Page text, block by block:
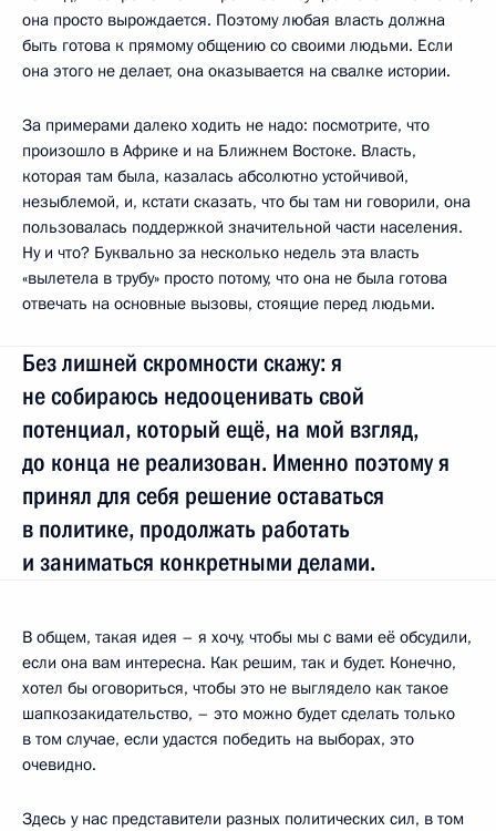
она просто вырождается. Поэтому любая власть должна
быть готова к прямому общению со своими людьми. Если
она этого не делает, она оказывается на свалке истории.
За примерами далеко ходить не надо: посмотрите, что
произошло в Африке и на Ближнем Востоке. Власть,
которая там была, казалась абсолютно устойчивой,
незыблемой, и, кстати сказать, что бы там ни говорили, она
пользовалась поддержкой значительной части населения.
Ну и что? Буквально за несколько недель эта власть
«вылетела в трубу» просто потому, что она не была готова
отвечать на основные вызовы, стоящие перед людьми.
Без лишней скромности скажу: я
не собираюсь недооценивать свой
потенциал, который ещё, на мой взгляд,
до конца не реализован. Именно поэтому я
принял для себя решение оставаться
в политике, продолжать работать
и заниматься конкретными делами.
В общем, такая идея – я хочу, чтобы мы с вами её обсудили,
если она вам интересна. Как решим, так и будет. Конечно,
хотел бы оговориться, чтобы это не выглядело как такое
шапкозакидательство, – это можно будет сделать только
в том случае, если удастся победить на выборах, это
очевидно.
Здесь у нас представители разных политических сил, в том